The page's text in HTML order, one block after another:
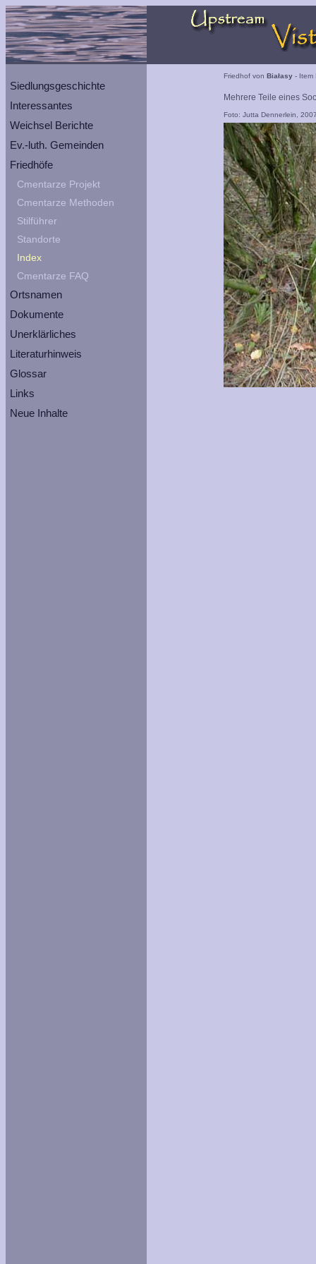
Siedlungsgeschichte
Interessantes
Weichsel Berichte
Ev.-luth. Gemeinden
Friedhöfe
Cmentarze Projekt
Cmentarze Methoden
Stilführer
Standorte
Index
Cmentarze FAQ
Ortsnamen
Dokumente
Unerklärliches
Literaturhinweis
Glossar
Links
Neue Inhalte
Friedhof von Białasy - Item
Mehrere Teile eines
Foto: Jutta Dennerlein,